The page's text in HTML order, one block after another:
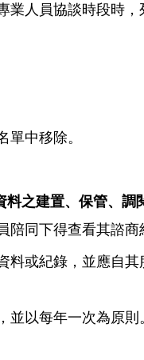
人員協談時段時，
中移除。
之建置、保管、調
同下得查看其諮商
或紀錄，並應自
以每年一次為原則